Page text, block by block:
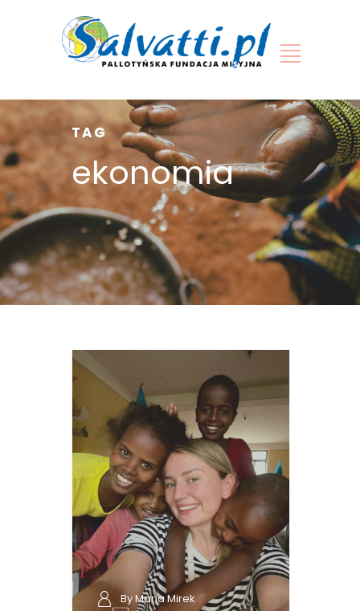
TAG
ekonomia
By Maria Mirek